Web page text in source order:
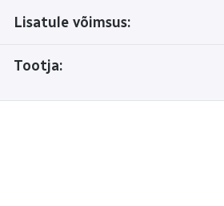
Lisatule võimsus:
Tootja: